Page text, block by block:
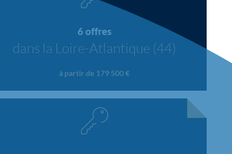
6 offres
dans la Loire-Atlantique (44)
à partir de 179 500 €